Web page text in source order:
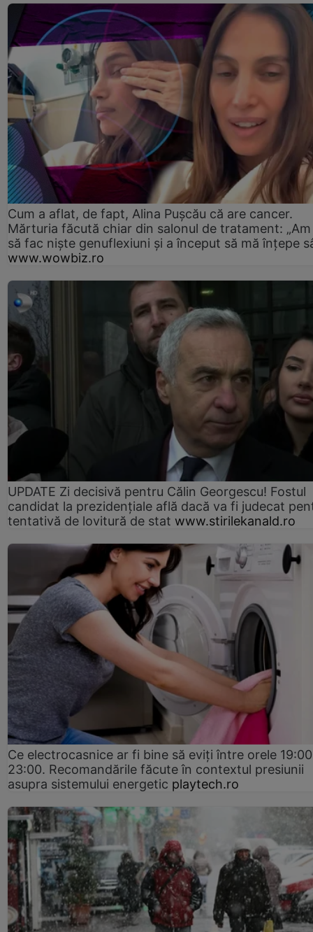
Cum a aflat, de fapt, Alina Pușcău că are cancer.
Mărturia făcută chiar din salonul de tratament:
să fac niște genuflexiuni și a început să mă înțepe
www.wowbiz.ro
UPDATE Zi decisivă pentru Călin Georgescu! Fostul
candidat la prezidențiale află dacă va fi judecat
tentativă de lovitură de stat www.stirilekanald.ro
Ce electrocasnice ar fi bine să eviți între orele
23:00. Recomandările făcute în contextul presiunii
asupra sistemului energetic playtech.ro